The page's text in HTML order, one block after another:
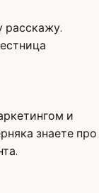
расскажу.
и
знаете про